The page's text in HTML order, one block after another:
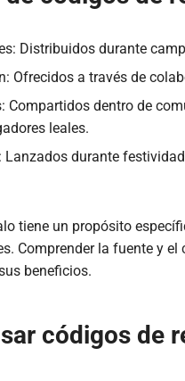
Distribuidos durante
Ofrecidos a través de
Compartidos dentro de
leales.
Lanzados durante
tiene un propósito
Comprender la fuente y
beneficios.
códigos de